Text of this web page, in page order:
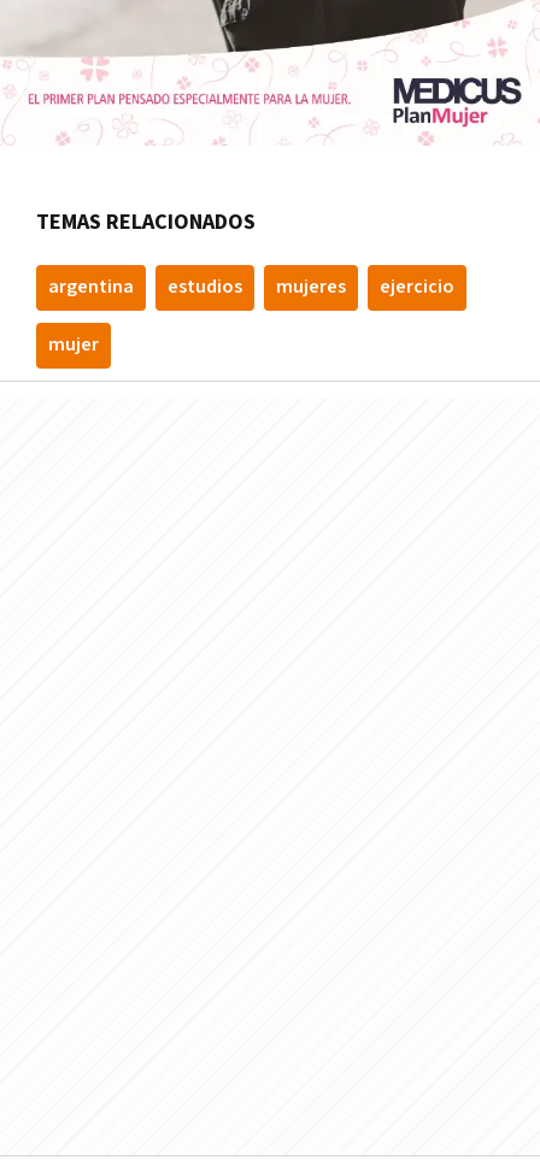
TEMAS RELACIONADOS
argentina estudios mujeres ejercicio
mujer